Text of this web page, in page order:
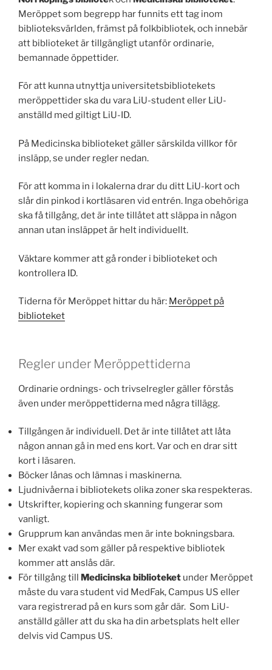
Meröppet som begrepp har funnits ett tag inom
biblioteksvärlden, främst på folkbibliotek, och innebär
att biblioteket är tillgängligt utanför ordinarie,
bemannade öppettider.
För att kunna utnyttja universitetsbibliotekets
meröppettider ska du vara LiU-student eller LiU-
anställd med giltigt LiU-ID.
På Medicinska biblioteket gäller särskilda villkor för
insläpp, se under regler nedan.
För att komma in i lokalerna drar du ditt LiU-kort och
slår din pinkod i kortläsaren vid entrén. Inga obehöriga
ska få tillgång, det är inte tillåtet att släppa in någon
annan utan insläppet är helt individuellt.
Väktare kommer att gå ronder i biblioteket och
kontrollera ID.
Tiderna för Meröppet hittar du här: Meröppet på
biblioteket
Regler under Meröppettiderna
Ordinarie ordnings- och trivselregler gäller förstås
även under meröppettiderna med några tillägg.
Tillgången är individuell. Det är inte tillåtet att låta
någon annan gå in med ens kort. Var och en drar sitt
kort i läsaren.
Böcker lånas och lämnas i maskinerna.
Ljudnivåerna i bibliotekets olika zoner ska respekteras.
Utskrifter, kopiering och skanning fungerar som
vanligt.
Grupprum kan användas men är inte bokningsbara.
Mer exakt vad som gäller på respektive bibliotek
kommer att anslås där.
För tillgång till Medicinska biblioteket under Meröppet
måste du vara student vid MedFak, Campus US eller
vara registrerad på en kurs som går där. Som LiU-
anställd gäller att du ska ha din arbetsplats helt eller
delvis vid Campus US.